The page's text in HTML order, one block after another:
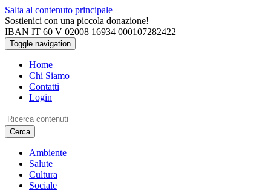
Salta al contenuto principale
Sostienici con una piccola donazione!
IBAN IT 60 V 02008 16934 000107282422
Toggle navigation
Home
Chi Siamo
Contatti
Login
Cerca
Ambiente
Salute
Cultura
Sociale